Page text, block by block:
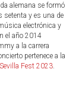
alemana se formó
setenta y es una de
electrónica y
el año 2014
a la carrera
pertenece a la
Fest 2023.